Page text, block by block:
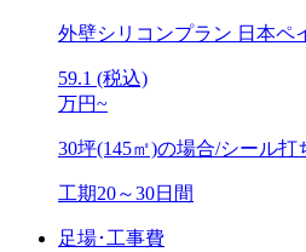
外壁シリコンプラン 日本ペ
59.1 (税込)
万円~
30坪(145㎡)の場合/シール打
工期20～30日間
足場･工事費